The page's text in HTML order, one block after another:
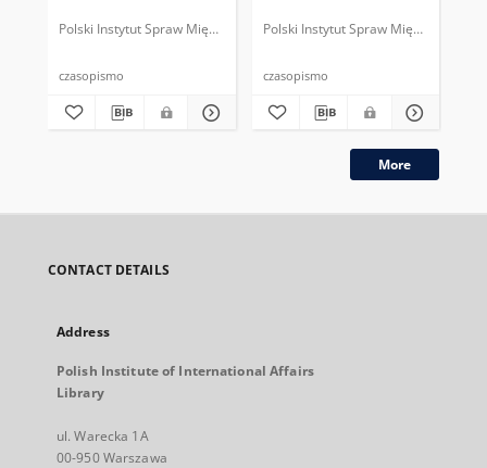
Polski Instytut Spraw Międzynarodowych. Polska Fundacja Spraw
czasopismo
Polski Instytut Spraw
czasopismo
More
CONTACT DETAILS
Address
Polish Institute of International Affairs
Library
ul. Warecka 1A
00-950 Warszawa